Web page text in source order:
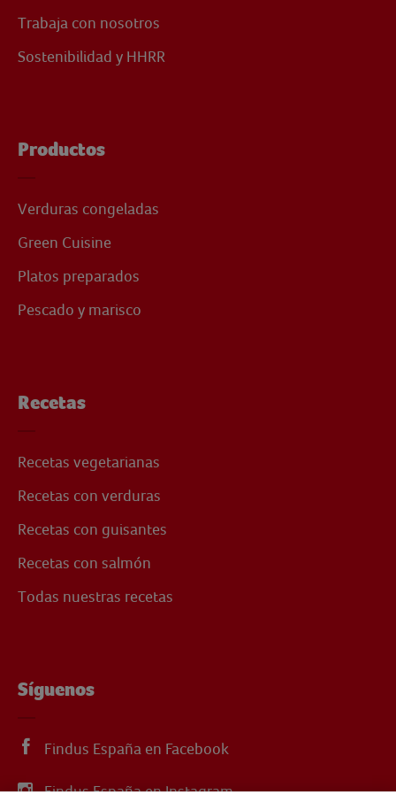
Trabaja con nosotros
Sostenibilidad y HHRR
Productos
Verduras congeladas
Green Cuisine
Platos preparados
Pescado y marisco
Recetas
Recetas vegetarianas
Recetas con verduras
Recetas con guisantes
Recetas con salmón
Todas nuestras recetas
Síguenos
Findus España en Facebook
Findus España en Instagram